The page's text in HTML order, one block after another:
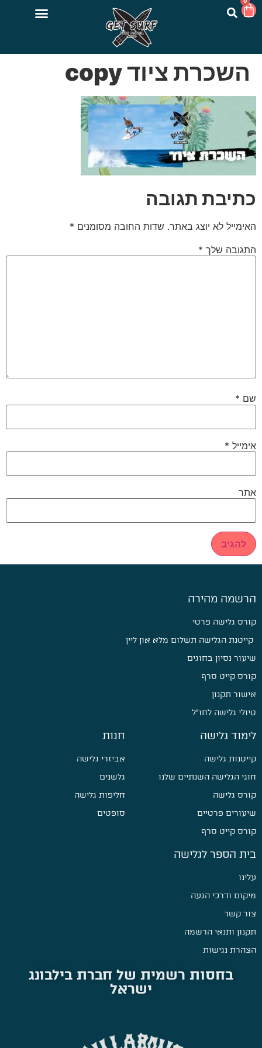
השכרת ציוד copy
כתיבת תגובה
האימייל לא יוצג באתר. שדות החובה מסומנים *
התגובה שלך *
שם *
אימייל *
אתר
הרשמה מהירה
קורס גלישה פרטי
קייטנת הגלישה תשלום מלא און ליין
שיעור נסיון בחוגים
קורס קייט סרף
אישור תקנון
טיולי גלישה לחו״ל
לימוד גלישה
קייטנות גלישה
חוגי הגלישה השנתיים שלנו
קורס גלישה
שיעורים פרטיים
קורס קייט סרף
חנות
אביזרי גלישה
גלשנים
חליפות גלישה
סופטים
בית הספר לגלישה
עלינו
מיקום ודרכי הגעה
צור קשר
תקנון ותנאי הרשמה
הצהרת נגישות
בחסות רשמית של חברת בילבונג
ישראל